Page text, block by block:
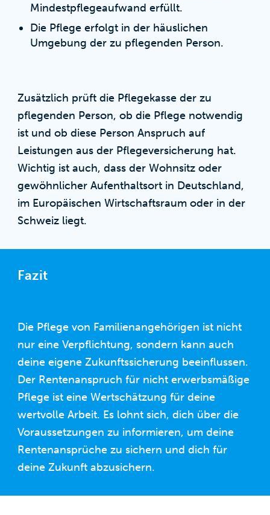
Mindestpflegeaufwand erfüllt.
Die Pflege erfolgt in der häuslichen
Umgebung der zu pflegenden Person.
Zusätzlich prüft die Pflegekasse der zu
pflegenden Person, ob die Pflege notwendig
ist und ob diese Person Anspruch auf
Leistungen aus der Pflegeversicherung hat.
Wichtig ist auch, dass der Wohnsitz oder
gewöhnlicher Aufenthaltsort in Deutschland,
im Europäischen Wirtschaftsraum oder in der
Schweiz liegt.
Fazit
Die Pflege von Familienangehörigen ist nicht
nur eine Verpflichtung, sondern kann auch
deine eigene Zukunftssicherung beeinflussen.
Der Rentenanspruch für nicht erwerbsmäßige
Pflege ist eine Wertschätzung für deine
wertvolle Arbeit. Es lohnt sich, dich über die
Voraussetzungen zu informieren, um deine
Rentenansprüche zu sichern und dich für
deine Zukunft abzusichern.